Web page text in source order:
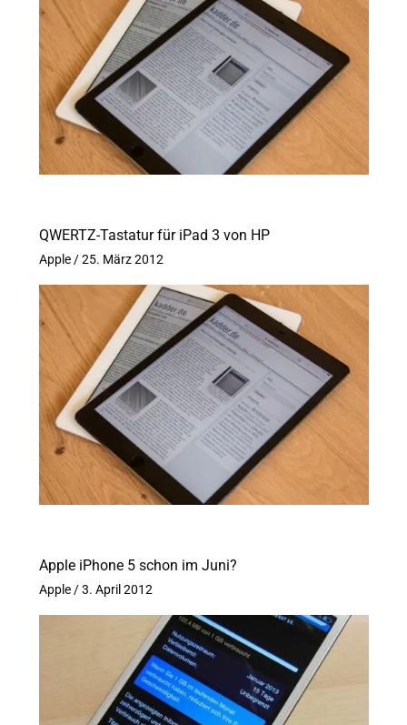
QWERTZ-Tastatur für iPad 3 von HP
Apple/25. März 2012
Apple iPhone 5 schon im Juni?
Apple/3. April 2012